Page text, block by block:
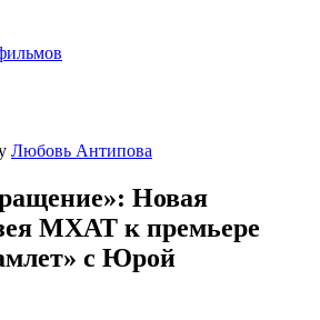
Любовь Антипова
Новая
МХАТ к премьере
с Юрой